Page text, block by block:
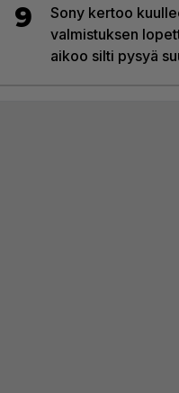
9
Sony kertoo
valmistuksen
aikoo silti pysyä